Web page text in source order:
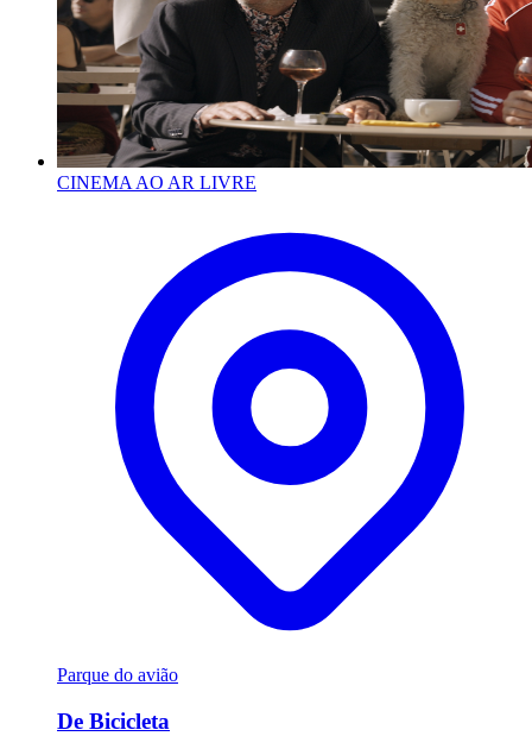
CINEMA AO AR LIVRE
Parque do avião
De Bicicleta